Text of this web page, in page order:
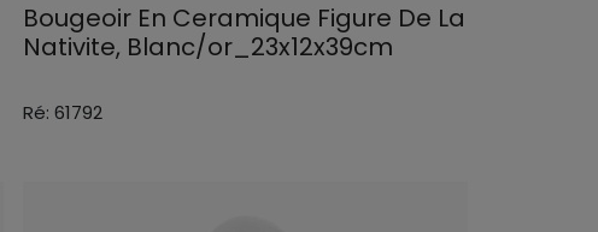
Bougeoir En Ceramique Figure De La
Nativite, Blanc/or_23x12x39cm
Ré: 61792